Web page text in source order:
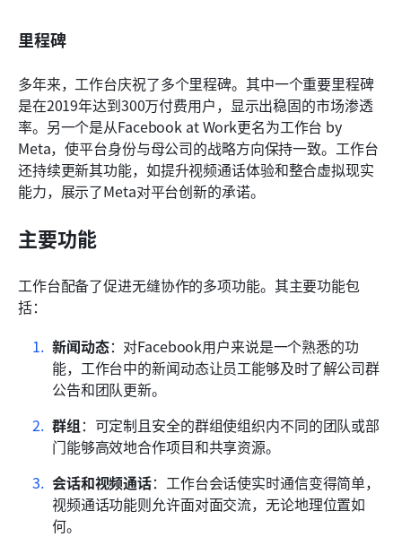
里程碑
多年来，工作台庆祝了多个里程碑。其中一个重要里程碑
是在2019年达到300万付费用户，显示出稳固的市场渗透
率。另一个是从Facebook at Work更名为工作台 by
Meta，使平台身份与母公司的战略方向保持一致。工作台
还持续更新其功能，如提升视频通话体验和整合虚拟现实
能力，展示了Meta对平台创新的承诺。
主要功能
工作台配备了促进无缝协作的多项功能。其主要功能包
括：
新闻动态：对Facebook用户来说是一个熟悉的功
能，工作台中的新闻动态让员工能够及时了解公司群
公告和团队更新。
群组：可定制且安全的群组使组织内不同的团队或部
门能够高效地合作项目和共享资源。
会话和视频通话：工作台会话使实时通信变得简单，
视频通话功能则允许面对面交流，无论地理位置如
何。